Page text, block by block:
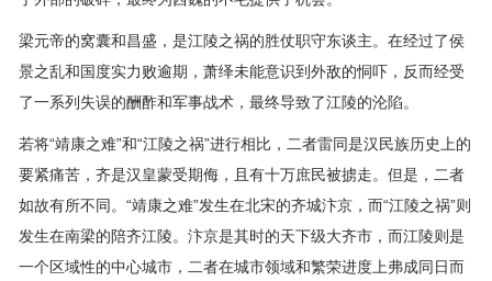
梁元帝的窝囊和昌盛，是江陵之祸的胜仗职守东谈主。在经过了侯
景之乱和国度实力败逾期，萧绎未能意识到外敌的恫吓，反而经受
了一系列失误的酬酢和军事战术，最终导致了江陵的沦陷。
若将“靖康之难”和“江陵之祸”进行相比，二者雷同是汉民族历史上的
要紧痛苦，齐是汉皇蒙受期侮，且有十万庶民被掳走。但是，二者
如故有所不同。“靖康之难”发生在北宋的齐城汴京，而“江陵之祸”则
发生在南梁的陪齐江陵。汴京是其时的天下级大齐市，而江陵则是
一个区域性的中心城市，二者在城市领域和繁荣进度上弗成同日而